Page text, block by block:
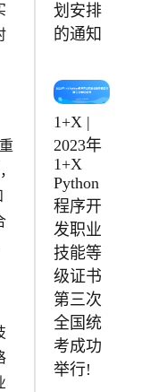
划安排
的通知
1+X |
2023年
1+X
Python
程序开
发职业
技能等
级证书
第三次
全国统
考成功
举行!